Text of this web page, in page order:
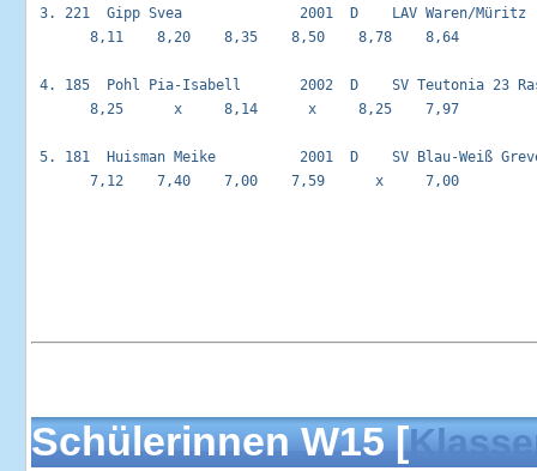
3. 221  Gipp Svea              2001  D    LAV
8,11    8,20    8,35    8,50
4. 185  Pohl Pia-Isabell       2002  D    SV
8,25      x     8,14      x
5. 181  Huisman Meike          2001  D    SV Blau-
7,12    7,40    7,00    7,59
Schülerinnen W15 [